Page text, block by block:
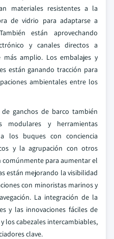
materiales resistentes a la
de vidrio para adaptarse a
están aprovechando
y canales directos a
amplio. Los embalajes y
están ganando tracción para
ambientales entre los
ganchos de barco también
modulares y herramientas
los buques con conciencia
y la agrupación con otros
comúnmente para aumentar el
están mejorando la visibilidad
con minoristas marinos y
La integración de la
y las innovaciones fáciles de
los cabezales intercambiables,
clave.